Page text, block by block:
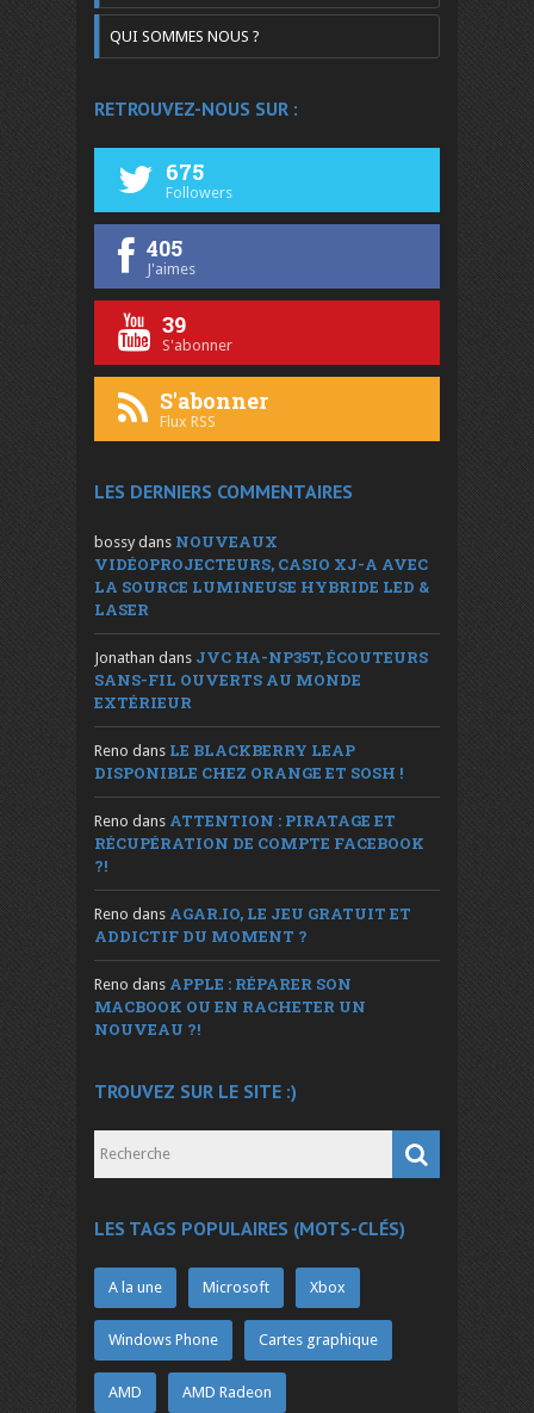
QUI SOMMES NOUS ?
RETROUVEZ-NOUS SUR :
675
Followers
405
J'aimes
39
S'abonner
S'abonner
Flux RSS
LES DERNIERS COMMENTAIRES
bossy dans NOUVEAUX
VIDÉOPROJECTEURS, CASIO XJ-A AVEC
LA SOURCE LUMINEUSE HYBRIDE LED &
LASER
Jonathan dans JVC HA-NP35T, ÉCOUTEURS
SANS-FIL OUVERTS AU MONDE
EXTÉRIEUR
Reno dans LE BLACKBERRY LEAP
DISPONIBLE CHEZ ORANGE ET SOSH !
Reno dans ATTENTION : PIRATAGE ET
RÉCUPÉRATION DE COMPTE FACEBOOK
?!
Reno dans AGAR.IO, LE JEU GRATUIT ET
ADDICTIF DU MOMENT ?
Reno dans APPLE : RÉPARER SON
MACBOOK OU EN RACHETER UN
NOUVEAU ?!
TROUVEZ SUR LE SITE :)
LES TAGS POPULAIRES (MOTS-CLÉS)
A la une Microsoft Xbox
Windows Phone Cartes graphique
AMD AMD Radeon